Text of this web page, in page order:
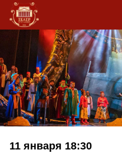
11 января 18:30